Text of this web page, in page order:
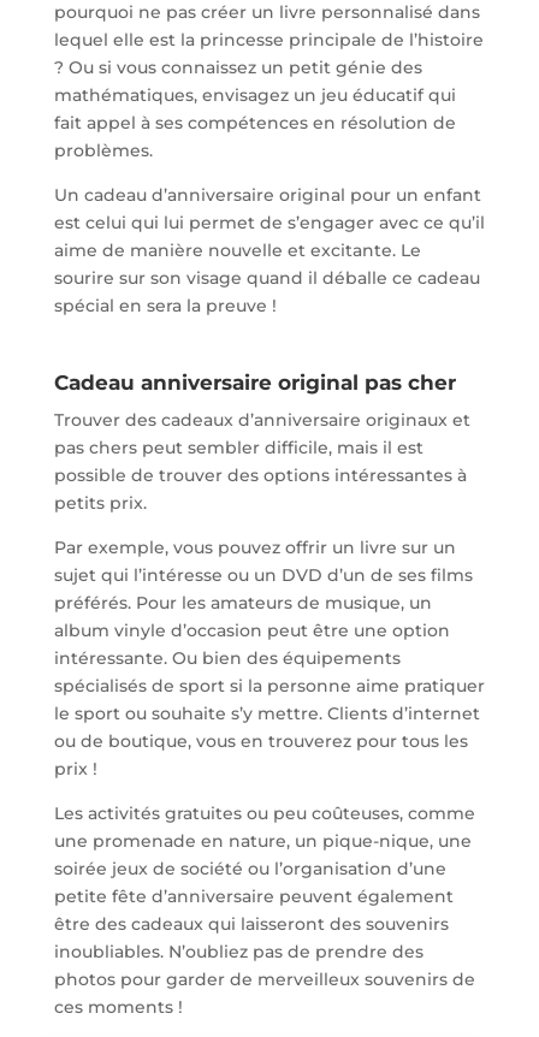
pourquoi ne pas créer un livre personnalisé dans
lequel elle est la princesse principale de l’histoire
? Ou si vous connaissez un petit génie des
mathématiques, envisagez un jeu éducatif qui
fait appel à ses compétences en résolution de
problèmes.
Un cadeau d’anniversaire original pour un enfant
est celui qui lui permet de s’engager avec ce qu’il
aime de manière nouvelle et excitante. Le
sourire sur son visage quand il déballe ce cadeau
spécial en sera la preuve !
Cadeau anniversaire original pas cher
Trouver des cadeaux d’anniversaire originaux et
pas chers peut sembler difficile, mais il est
possible de trouver des options intéressantes à
petits prix.
Par exemple, vous pouvez offrir un livre sur un
sujet qui l’intéresse ou un DVD d’un de ses films
préférés. Pour les amateurs de musique, un
album vinyle d’occasion peut être une option
intéressante. Ou bien des équipements
spécialisés de sport si la personne aime pratiquer
le sport ou souhaite s’y mettre. Clients d’internet
ou de boutique, vous en trouverez pour tous les
prix !
Les activités gratuites ou peu coûteuses, comme
une promenade en nature, un pique-nique, une
soirée jeux de société ou l’organisation d’une
petite fête d’anniversaire peuvent également
être des cadeaux qui laisseront des souvenirs
inoubliables. N’oubliez pas de prendre des
photos pour garder de merveilleux souvenirs de
ces moments !